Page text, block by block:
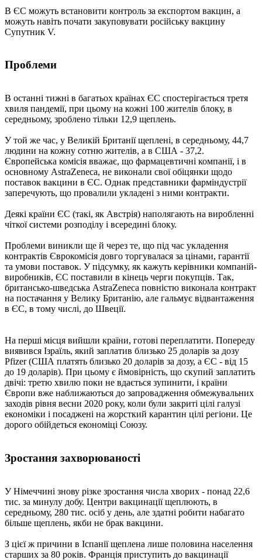
В ЄС можуть встановити контроль за експортом вакцин, а
можуть навіть почати закуповувати російську вакцину
Супутник V.
Проблеми
В останні тижні в багатьох країнах ЄС спостерігається третя
хвиля пандемії, при цьому на кожні 100 жителів блоку, в
середньому, зроблено тільки 12,9 щеплень.
У той же час, у Великій Британії щеплені, в середньому, 44,7
людини на кожну сотню жителів, а в США - 37,2.
Європейська комісія вважає, що фармацевтичні компанії, і в
основному AstraZeneca, не виконали свої обіцянки щодо
поставок вакцини в ЄС. Однак представники фарміндустрії
заперечують, що провалили укладені з ними контракти.
Деякі країни ЄС (такі, як Австрія) наполягають на виробленні
чіткої системи розподілу і всередині блоку.
Проблеми виникли ще й через те, що під час укладення
контрактів Єврокомісія довго торгувалася за цінами, гарантії
та умови поставок. У підсумку, як кажуть керівники компаній-
виробників, ЄС поставили в кінець черги покупців. Так,
британсько-шведська AstraZeneсa повністю виконала контракт
на постачання у Велику Британію, але гальмує відвантаження
в ЄС, в тому числі, до Швеції.
На перші місця вийшли країни, готові переплатити. Попереду
виявився Ізраїль, який заплатив близько 25 доларів за дозу
Pfizer (США платять близько 20 доларів за дозу, а ЄС - від 15
до 19 доларів). При цьому є ймовірність, що скупий заплатить
двічі: третю хвилю поки не вдається зупинити, і країни
Європи вже наближаються до запровадження обмежувальних
заходів рівня весни 2020 року, коли були закриті цілі галузі
економіки і посаджені на жорсткий карантин цілі регіони. Це
дорого обійдеться економіці Союзу.
Зростання захворюваності
У Німеччині знову різке зростання числа хворих - понад 22,6
тис. за минулу добу. Центри вакцинації щеплюють, в
середньому, 280 тис. осіб у день, але здатні робити набагато
більше щеплень, якби не брак вакцини.
З цієї ж причини в Іспанії щеплена лише половина населення
старших за 80 років. Франція приступить до вакцинації